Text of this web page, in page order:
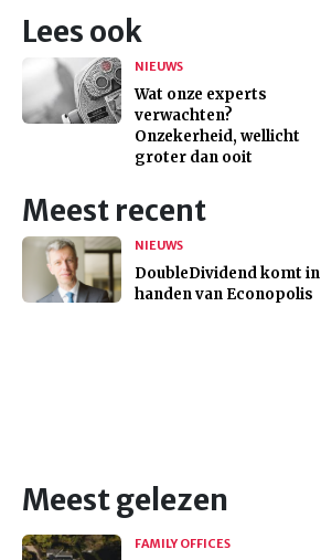
Lees ook
NIEUWS
Wat onze experts
verwachten?
Onzekerheid, wellicht
groter dan ooit
Meest recent
NIEUWS
DoubleDividend komt in
handen van Econopolis
Meest gelezen
FAMILY OFFICES